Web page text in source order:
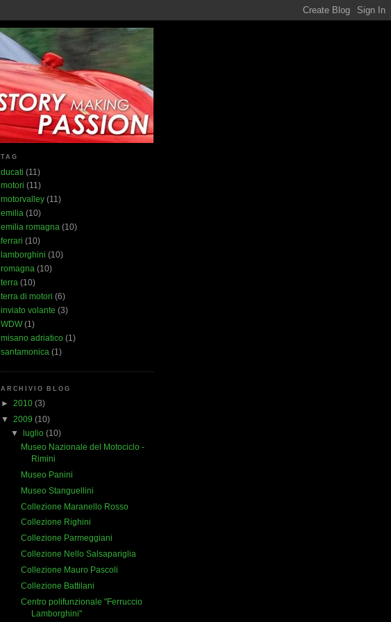
TAG
ducati (11)
motori (11)
motorvalley (11)
emilia (10)
emilia romagna (10)
ferrari (10)
lamborghini (10)
romagna (10)
terra (10)
terra di motori (6)
inviato volante (3)
WDW (1)
misano adriatico (1)
santamonica (1)
ARCHIVIO BLOG
► 2010 (3)
▼ 2009 (10)
▼
luglio(10)
Museo Nazionale del Motociclo -
Rimini
Museo Panini
Museo Stanguellini
Collezione Maranello Rosso
Collezione Righini
Collezione Parmeggiani
Collezione Nello Salsapariglia
Collezione Mauro Pascoli
Collezione Battilani
Centro polifunzionale "Ferruccio
Lamborghini"